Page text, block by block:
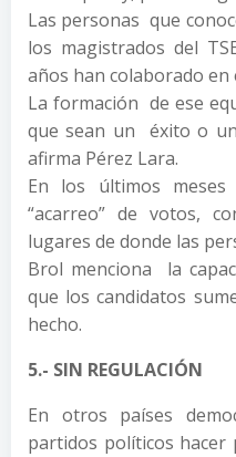
Las personas que
los magistrados del
años han colaborado en
La formación de ese
que sean un éxito o
afirma Pérez Lara.
En los últimos
“acarreo” de votos,
lugares de donde las
Brol menciona la
que los candidatos
hecho.
5.- SIN REGULACIÓN
En otros países
partidos políticos hacer